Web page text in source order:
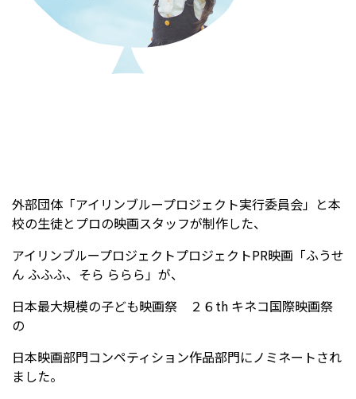
受験生の方へ 中学校の先生方へ
在校生の方へ
外部団体「アイリンブループロジェクト実行委員会」と本
校の生徒とプロの映画スタッフが制作した、
アイリンブループロジェクトプロジェクトPR映画「ふうせ
ん ふふふ、そら ららら」が、
日本最大規模の子ども映画祭 ２６th キネコ国際映画祭
の
日本映画部門コンペティション作品部門にノミネートされ
ました。